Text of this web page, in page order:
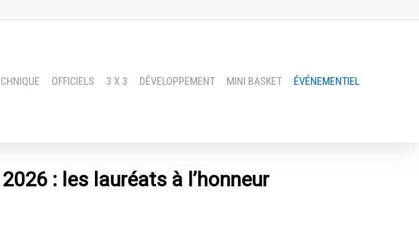
OFFICIELS 3 X 3 DÉVELOPPEMENT MINI BASKET ÉVÉNEMENTIEL
: les lauréats à l’honneur